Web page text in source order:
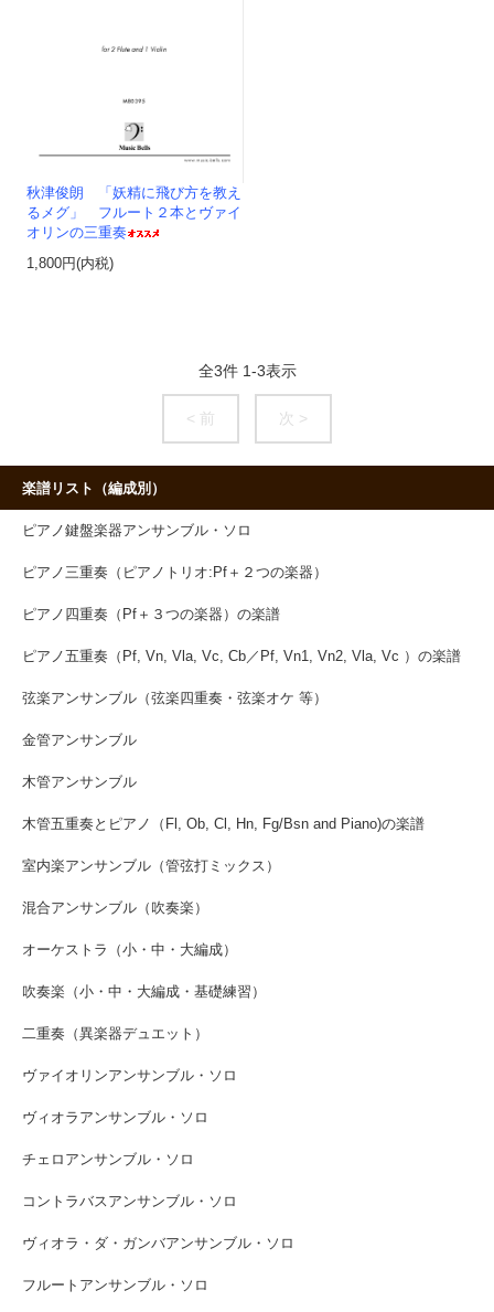
秋津俊朗 「妖精に飛び方を教え
るメグ」 フルート２本とヴァイ
オリンの三重奏
1,800円(内税)
全3件 1-3表示
< 前 次 >
楽譜リスト（編成別）
ピアノ鍵盤楽器アンサンブル・ソロ
ピアノ三重奏（ピアノトリオ:Pf＋２つの楽器）
ピアノ四重奏（Pf＋３つの楽器）の楽譜
ピアノ五重奏（Pf, Vn, Vla, Vc, Cb／Pf, Vn1, Vn2, Vla, Vc ）の楽譜
弦楽アンサンブル（弦楽四重奏・弦楽オケ 等）
金管アンサンブル
木管アンサンブル
木管五重奏とピアノ（Fl, Ob, Cl, Hn, Fg/Bsn and Piano)の楽譜
室内楽アンサンブル（管弦打ミックス）
混合アンサンブル（吹奏楽）
オーケストラ（小・中・大編成）
吹奏楽（小・中・大編成・基礎練習）
二重奏（異楽器デュエット）
ヴァイオリンアンサンブル・ソロ
ヴィオラアンサンブル・ソロ
チェロアンサンブル・ソロ
コントラバスアンサンブル・ソロ
ヴィオラ・ダ・ガンバアンサンブル・ソロ
フルートアンサンブル・ソロ